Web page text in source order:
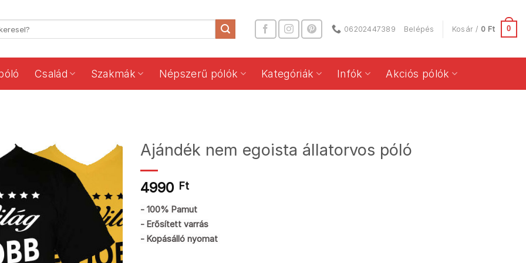
06202447389 Belépés Kosár / 0 Ft 0
Család Szakmák Népszerű pólók Kategóriák Infók Akciós pólók
Ajándék nem egoista állatorvos póló
4990 Ft
- 100% Pamut
- Erősített varrás
- Kopásálló nyomat